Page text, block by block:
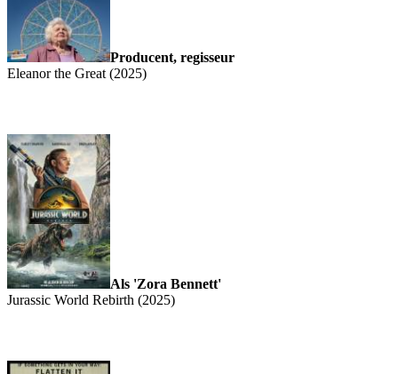
Producent, regisseur
Eleanor the Great (2025)
Als 'Zora Bennett'
Jurassic World Rebirth (2025)